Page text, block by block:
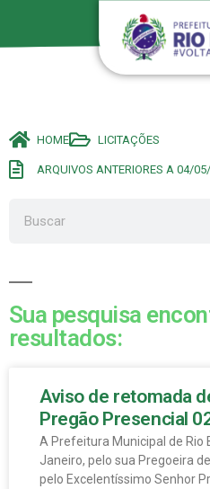
HOME LICITAÇÕES
ARQUIVOS ANTERIORES A 04/
Sua pesquisa
resultados:
Aviso de retomada
Pregão Presencial
A Prefeitura Municipal de Rio
Janeiro, pelo sua Pregoeira
pelo Excelentíssimo Senhor